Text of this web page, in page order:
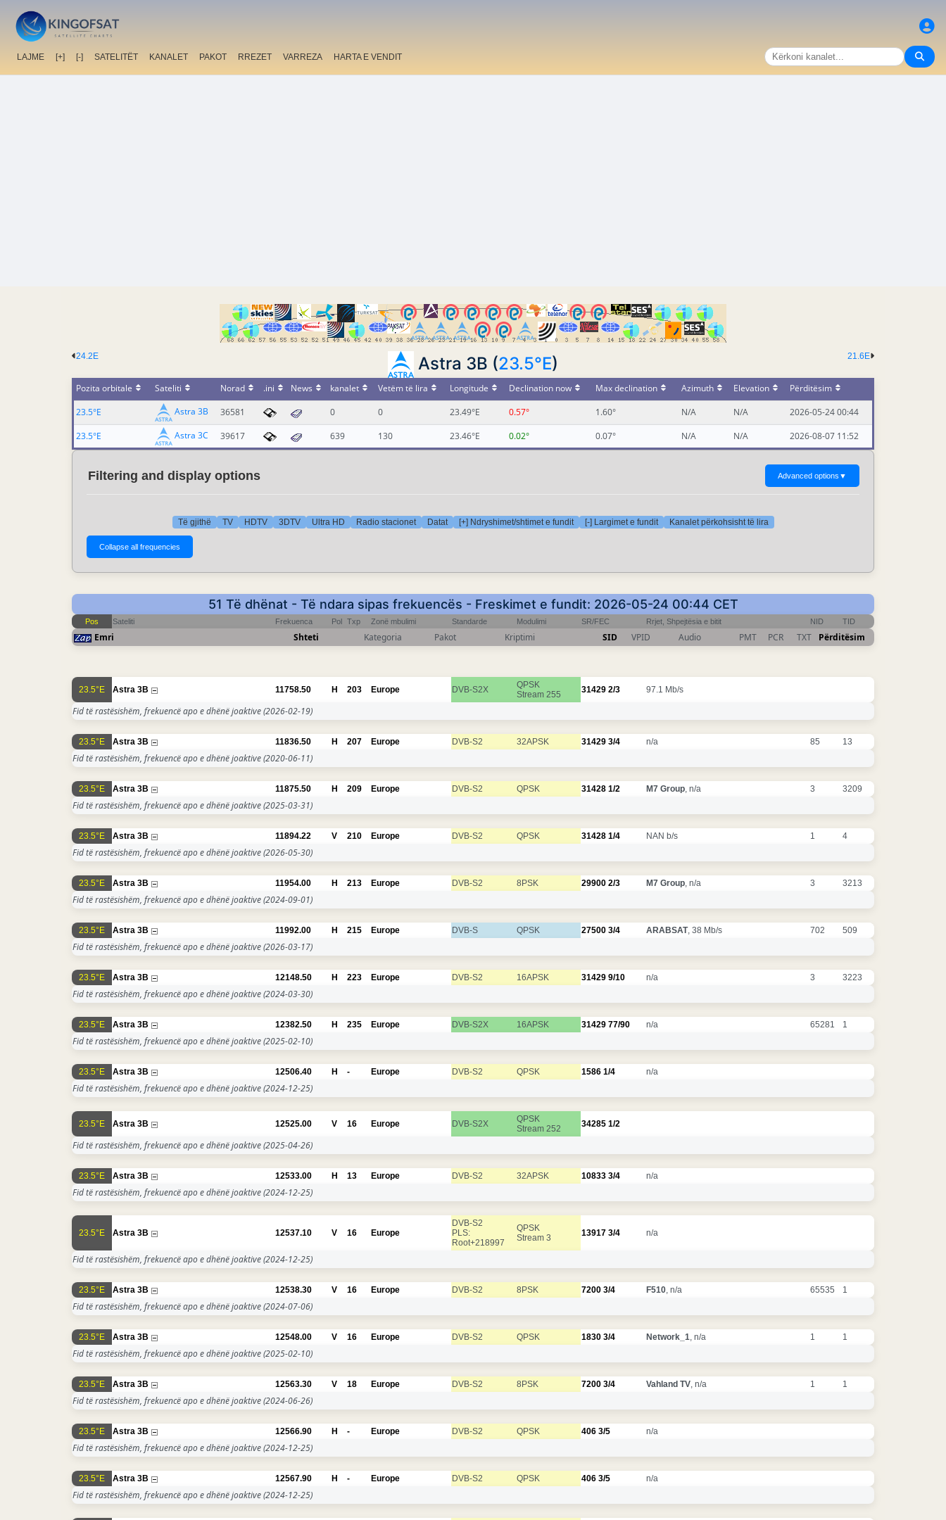
LAJME [+] [-] SATELITËT KANALET PAKOT RREZET VARREZA HARTA E VENDIT
21.6E
24.2E Astra 3B (23.5°E)
Pozita orbitale Sateliti Norad .ini News kanalet Vetëm të lira Longitude Declination now Max declination Azimuth Elevation
Përditësim
23.5°E
Astra 3B 36581 0 0 23.49°E 0.57° 1.60° N/A N/A
2026-05-24 00:44
23.5°E
Astra 3C 39617 639 130 23.46°E 0.02° 0.07° N/A N/A 2026-08-07 11:52
Filtering and display options Advanced options ▼
Të gjithë TV HDTV 3DTV Ultra HD Radio stacionet Datat [+] Ndryshimet/shtimet e fundit [-] Largimet e fundit Kanalet përkohsisht të lira
51 Të dhënat - Të ndara sipas frekuencës - Freskimet e fundit: 2026-05-24 00:44 CET
Pos Sateliti Frekuenca Pol Txp Zonë mbulimi Standarde Modulimi SR/FEC Rrjet, Shpejtësia e bitit NID TID
Emri Shteti Kategoria Pakot Kriptimi SID VPID Audio PMT PCR TXT Përditësim
23.5°E Astra 3B 11758.50 H 203 Europe DVB-S2X
QPSK
Stream 255
31429 2/3 97.1 Mb/s
Fid të rastësishëm, frekuencë apo e dhënë joaktive(2026-02-19)
23.5°E Astra 3B 11836.50 H 207 Europe DVB-S2 32APSK 31429 3/4 n/a 85 13
Fid të rastësishëm, frekuencë apo e dhënë joaktive(2020-06-11)
23.5°E Astra 3B 11875.50 H 209 Europe DVB-S2 QPSK 31428 1/2 M7 Group, n/a 3 3209
Fid të rastësishëm, frekuencë apo e dhënë joaktive(2025-03-31)
23.5°E Astra 3B 11894.22 V 210 Europe DVB-S2 QPSK 31428 1/4 NAN b/s 1 4
Fid të rastësishëm, frekuencë apo e dhënë joaktive(2026-05-30)
23.5°E Astra 3B 11954.00 H 213 Europe DVB-S2 8PSK 29900 2/3 M7 Group, n/a 3 3213
Fid të rastësishëm, frekuencë apo e dhënë joaktive(2024-09-01)
23.5°E Astra 3B 11992.00 H 215 Europe DVB-S QPSK 27500 3/4 ARABSAT, 38 Mb/s 702 509
Fid të rastësishëm, frekuencë apo e dhënë joaktive(2026-03-17)
23.5°E Astra 3B 12148.50 H 223 Europe DVB-S2 16APSK 31429 9/10 n/a 3 3223
Fid të rastësishëm, frekuencë apo e dhënë joaktive(2024-03-30)
23.5°E Astra 3B 12382.50 H 235 Europe DVB-S2X 16APSK 31429 77/90 n/a 65281 1
Fid të rastësishëm, frekuencë apo e dhënë joaktive(2025-02-10)
23.5°E Astra 3B 12506.40 H - Europe DVB-S2 QPSK 1586 1/4 n/a
Fid të rastësishëm, frekuencë apo e dhënë joaktive(2024-12-25)
23.5°E Astra 3B 12525.00 V 16 Europe DVB-S2X
QPSK
Stream 252
34285 1/2
Fid të rastësishëm, frekuencë apo e dhënë joaktive(2025-04-26)
23.5°E Astra 3B 12533.00 H 13 Europe DVB-S2 32APSK 10833 3/4 n/a
Fid të rastësishëm, frekuencë apo e dhënë joaktive(2024-12-25)
23.5°E Astra 3B 12537.10 V 16 Europe
DVB-S2
PLS:
Root+218997
QPSK
Stream 3
13917 3/4 n/a
Fid të rastësishëm, frekuencë apo e dhënë joaktive(2024-12-25)
23.5°E Astra 3B 12538.30 V 16 Europe DVB-S2 8PSK 7200 3/4 F510, n/a 65535 1
Fid të rastësishëm, frekuencë apo e dhënë joaktive(2024-07-06)
23.5°E Astra 3B 12548.00 V 16 Europe DVB-S2 QPSK 1830 3/4 Network_1, n/a 1 1
Fid të rastësishëm, frekuencë apo e dhënë joaktive(2025-02-10)
23.5°E Astra 3B 12563.30 V 18 Europe DVB-S2 8PSK 7200 3/4 Vahland TV, n/a 1 1
Fid të rastësishëm, frekuencë apo e dhënë joaktive(2024-06-26)
23.5°E Astra 3B 12566.90 H - Europe DVB-S2 QPSK 406 3/5 n/a
Fid të rastësishëm, frekuencë apo e dhënë joaktive(2024-12-25)
23.5°E Astra 3B 12567.90 H - Europe DVB-S2 QPSK 406 3/5 n/a
Fid të rastësishëm, frekuencë apo e dhënë joaktive(2024-12-25)